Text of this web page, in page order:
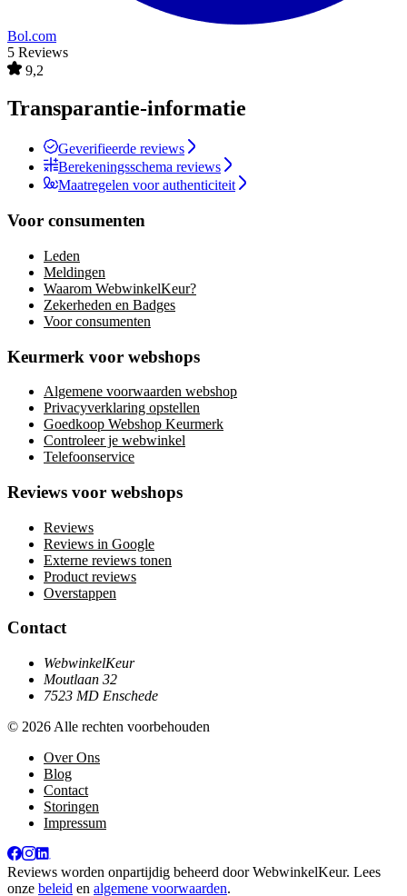
Bol.com
5 Reviews
9,2
Transparantie-informatie
Geverifieerde reviews
Berekeningsschema reviews
Maatregelen voor authenticiteit
Voor consumenten
Leden
Meldingen
Waarom WebwinkelKeur?
Zekerheden en Badges
Voor consumenten
Keurmerk voor webshops
Algemene voorwaarden webshop
Privacyverklaring opstellen
Goedkoop Webshop Keurmerk
Controleer je webwinkel
Telefoonservice
Reviews voor webshops
Reviews
Reviews in Google
Externe reviews tonen
Product reviews
Overstappen
Contact
WebwinkelKeur
Moutlaan 32
7523 MD Enschede
© 2026 Alle rechten voorbehouden
Over Ons
Blog
Contact
Storingen
Impressum
Reviews worden onpartijdig beheerd doorWebwinkelKeur. Lees
onze beleid en algemene voorwaarden.